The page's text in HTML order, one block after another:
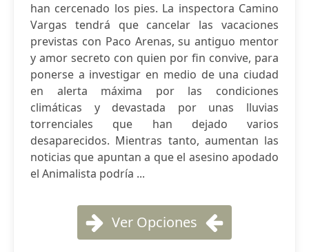
han cercenado los pies. La inspectora Camino
Vargas tendrá que cancelar las vacaciones
previstas con Paco Arenas, su antiguo mentor
y amor secreto con quien por fin convive, para
ponerse a investigar en medio de una ciudad
en alerta máxima por las condiciones
climáticas y devastada por unas lluvias
torrenciales que han dejado varios
desaparecidos. Mientras tanto, aumentan las
noticias que apuntan a que el asesino apodado
el Animalista podría ...
Ver Opciones